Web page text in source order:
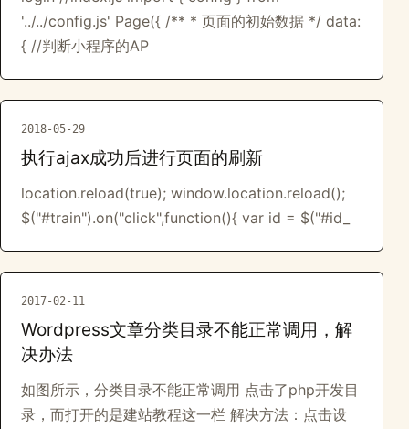
'../../config.js' Page({ /** * 页面的初始数据 */ data:
{ //判断小程序的AP
2018-05-29
执行ajax成功后进行页面的刷新
location.reload(true); window.location.reload();
$("#train").on("click",function(){ var id = $("#id_
2017-02-11
Wordpress文章分类目录不能正常调用，解
决办法
如图所示，分类目录不能正常调用 点击了php开发目
录，而打开的是建站教程这一栏 解决方法：点击设